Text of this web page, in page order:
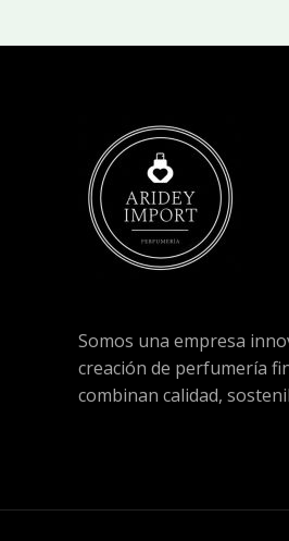
Somos una empresa
creación de perfumería
combinan calidad,